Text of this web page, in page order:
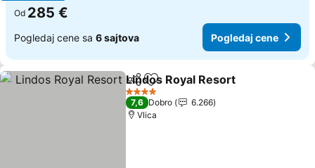
Od 285 €
Pogledaj cene sa 6 sajtova Pogledaj cene
Deli Dodati u favorite
Lindos Royal Resort
4 Zvezdice
7,6 Dobro
6.266
Vlica